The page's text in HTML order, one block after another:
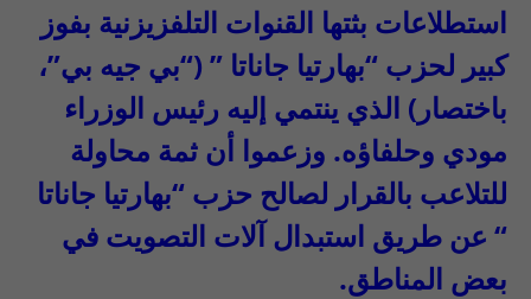
استطلاعات بثتها القنوات التلفزيزنية بفوز
كبير لحزب “بهارتيا جاناتا ” (“بي جيه بي”،
باختصار ) الذي ينتمي إليه رئيس الوزراء
مودي وحلفاؤه. وزعموا أن ثمة محاولة
للتلاعب بالقرار لصالح حزب “بهارتيا جاناتا
“ عن طريق استبدال آلات التصويت في
بعض المناطق.